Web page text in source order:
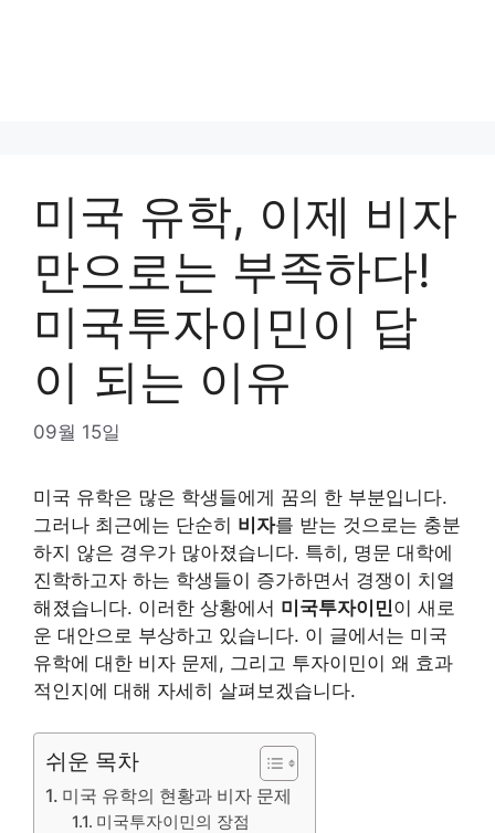
미국 유학, 이제 비자
만으로는 부족하다!
미국투자이민이 답
이 되는 이유
09월 15일
미국 유학은 많은 학생들에게 꿈의 한 부분입니다.
그러나 최근에는 단순히 비자를 받는 것으로는 충분
하지 않은 경우가 많아졌습니다. 특히, 명문 대학에
진학하고자 하는 학생들이 증가하면서 경쟁이 치열
해졌습니다. 이러한 상황에서 미국투자이민이 새로
운 대안으로 부상하고 있습니다. 이 글에서는 미국
유학에 대한 비자 문제, 그리고 투자이민이 왜 효과
적인지에 대해 자세히 살펴보겠습니다.
쉬운 목차
미국 유학의 현황과 비자 문제
미국투자이민의 장점